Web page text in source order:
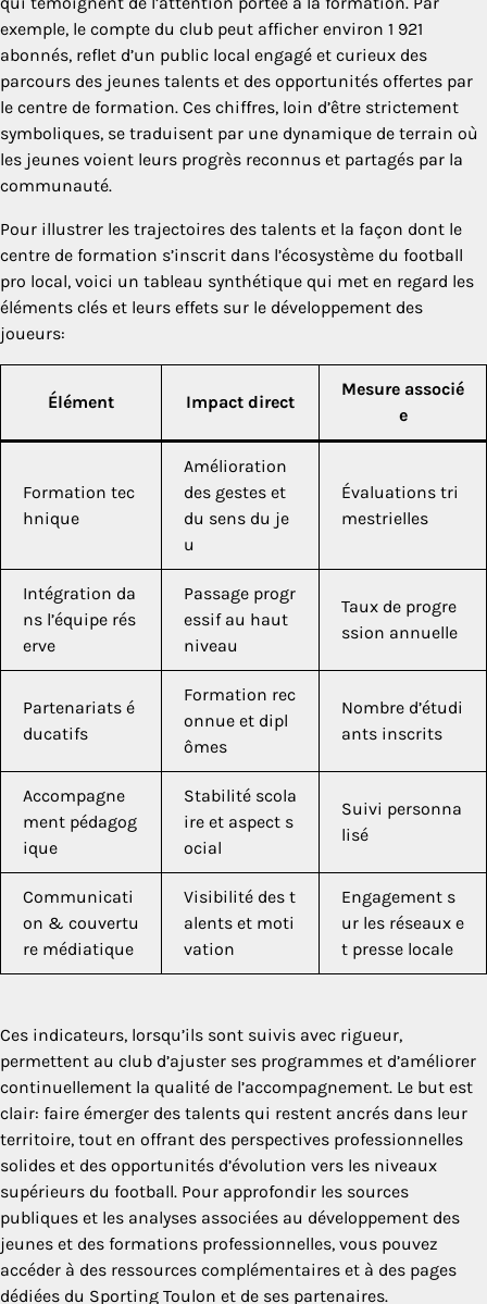
exemple, le compte du club peut afficher environ 1 921
abonnés, reflet d’un public local engagé et curieux des
parcours des jeunes talents et des opportunités offertes par
le centre de formation. Ces chiffres, loin d’être strictement
symboliques, se traduisent par une dynamique de terrain où
les jeunes voient leurs progrès reconnus et partagés par la
communauté.
Pour illustrer les trajectoires des talents et la façon dont le
centre de formation s’inscrit dans l’écosystème du football
pro local, voici un tableau synthétique qui met en regard les
éléments clés et leurs effets sur le développement des
joueurs:
Élément Impact direct
Mesure associé
e
Formation tec
hnique
Amélioration
des gestes et
du sens du je
u
Évaluations tri
mestrielles
Intégration da
ns l’équipe rés
erve
Passage progr
essif au haut
niveau
Taux de progre
ssion annuelle
Partenariats é
ducatifs
Formation rec
onnue et dipl
ômes
Nombre d’étudi
ants inscrits
Accompagne
ment pédagog
ique
Stabilité scola
ire et aspect s
ocial
Suivi personna
lisé
Communicati
on & couvertu
re médiatique
Visibilité des t
alents et moti
vation
Engagement s
ur les réseaux e
t presse locale
Ces indicateurs, lorsqu’ils sont suivis avec rigueur,
permettent au club d’ajuster ses programmes et d’améliorer
continuellement la qualité de l’accompagnement. Le but est
clair: faire émerger des talents qui restent ancrés dans leur
territoire, tout en offrant des perspectives professionnelles
solides et des opportunités d’évolution vers les niveaux
supérieurs du football. Pour approfondir les sources
publiques et les analyses associées au développement des
jeunes et des formations professionnelles, vous pouvez
accéder à des ressources complémentaires et à des pages
dédiées du Sporting Toulon et de ses partenaires.